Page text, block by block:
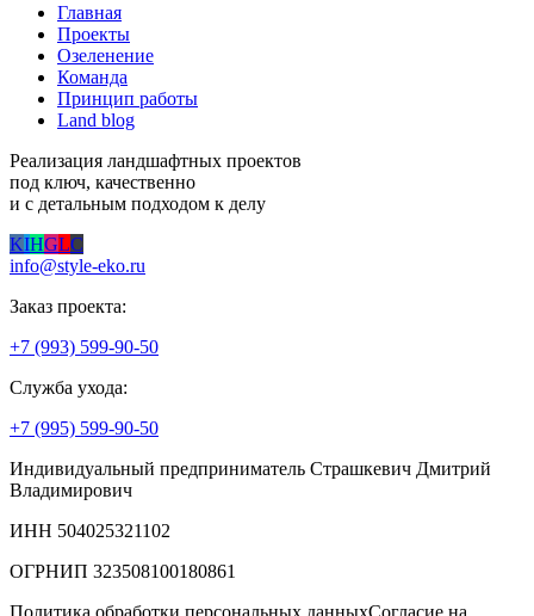
Главная
Проекты
Озеленение
Команда
Принцип работы
Land blog
Реализация ландшафтных проектов
под ключ, качественно
и с детальным подходом к делу
KIHGLC
info@style-eko.ru
Заказ проекта:
+7 (993) 599-90-50
Служба ухода:
+7 (995) 599-90-50
Индивидуальный предприниматель Страшкевич Дмитрий
Владимирович
ИНН 504025321102
ОГРНИП 323508100180861
Политика обработки персональных данныхСогласие на